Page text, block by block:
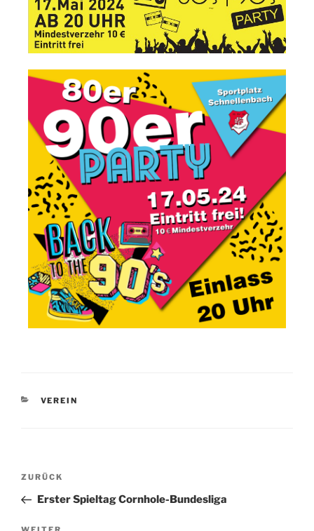
VEREIN
ZURÜCK
Erster Spieltag Cornhole-Bundesliga